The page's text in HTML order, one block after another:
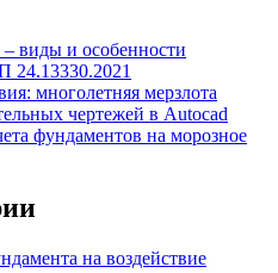
виды и особенности
24.13330.2021
многолетняя мерзлота
чертежей в Autocad
фундаментов на морозное
на воздействие